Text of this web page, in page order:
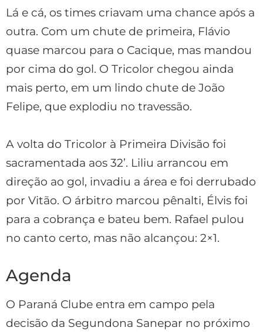
Lá e cá, os times criavam uma chance após a
outra. Com um chute de primeira, Flávio
quase marcou para o Cacique, mas mandou
por cima do gol. O Tricolor chegou ainda
mais perto, em um lindo chute de João
Felipe, que explodiu no travessão.
A volta do Tricolor à Primeira Divisão foi
sacramentada aos 32’. Liliu arrancou em
direção ao gol, invadiu a área e foi derrubado
por Vitão. O árbitro marcou pênalti, Élvis foi
para a cobrança e bateu bem. Rafael pulou
no canto certo, mas não alcançou: 2×1.
Agenda
O Paraná Clube entra em campo pela
decisão da Segundona Sanepar no próximo